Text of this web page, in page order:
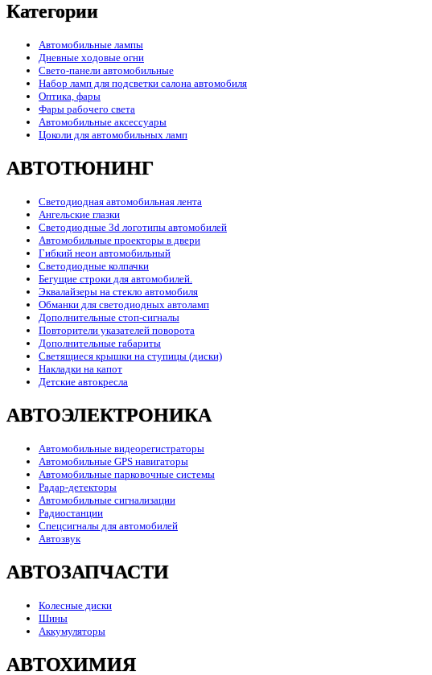
Категории
Автомобильные лампы
Дневные ходовые огни
Свето-панели автомобильные
Набор ламп для подсветки салона автомобиля
Оптика, фары
Фары рабочего света
Автомобильные аксессуары
Цоколи для автомобильных ламп
АВТОТЮНИНГ
Светодиодная автомобильная лента
Ангельские глазки
Светодиодные 3d логотипы автомобилей
Автомобильные проекторы в двери
Гибкий неон автомобильный
Светодиодные колпачки
Бегущие строки для автомобилей.
Эквалайзеры на стекло автомобиля
Обманки для светодиодных автоламп
Дополнительные стоп-сигналы
Повторители указателей поворота
Дополнительные габариты
Светящиеся крышки на ступицы (диски)
Накладки на капот
Детские автокресла
АВТОЭЛЕКТРОНИКА
Автомобильные видеорегистраторы
Автомобильные GPS навигаторы
Автомобильные парковочные системы
Радар-детекторы
Автомобильные сигнализации
Радиостанции
Спецсигналы для автомобилей
Автозвук
АВТОЗАПЧАСТИ
Колесные диски
Шины
Аккумуляторы
АВТОХИМИЯ